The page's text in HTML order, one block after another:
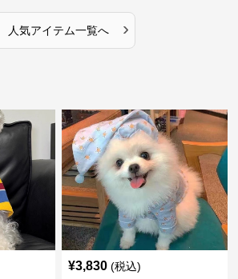
人気アイテム一覧へ ›
¥3,830 (税込)